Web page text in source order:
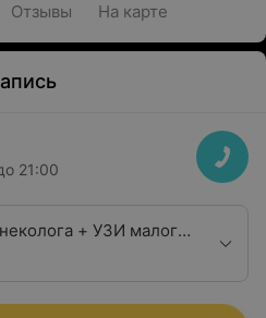
Отзывы На карте
21:00
+ УЗИ малого